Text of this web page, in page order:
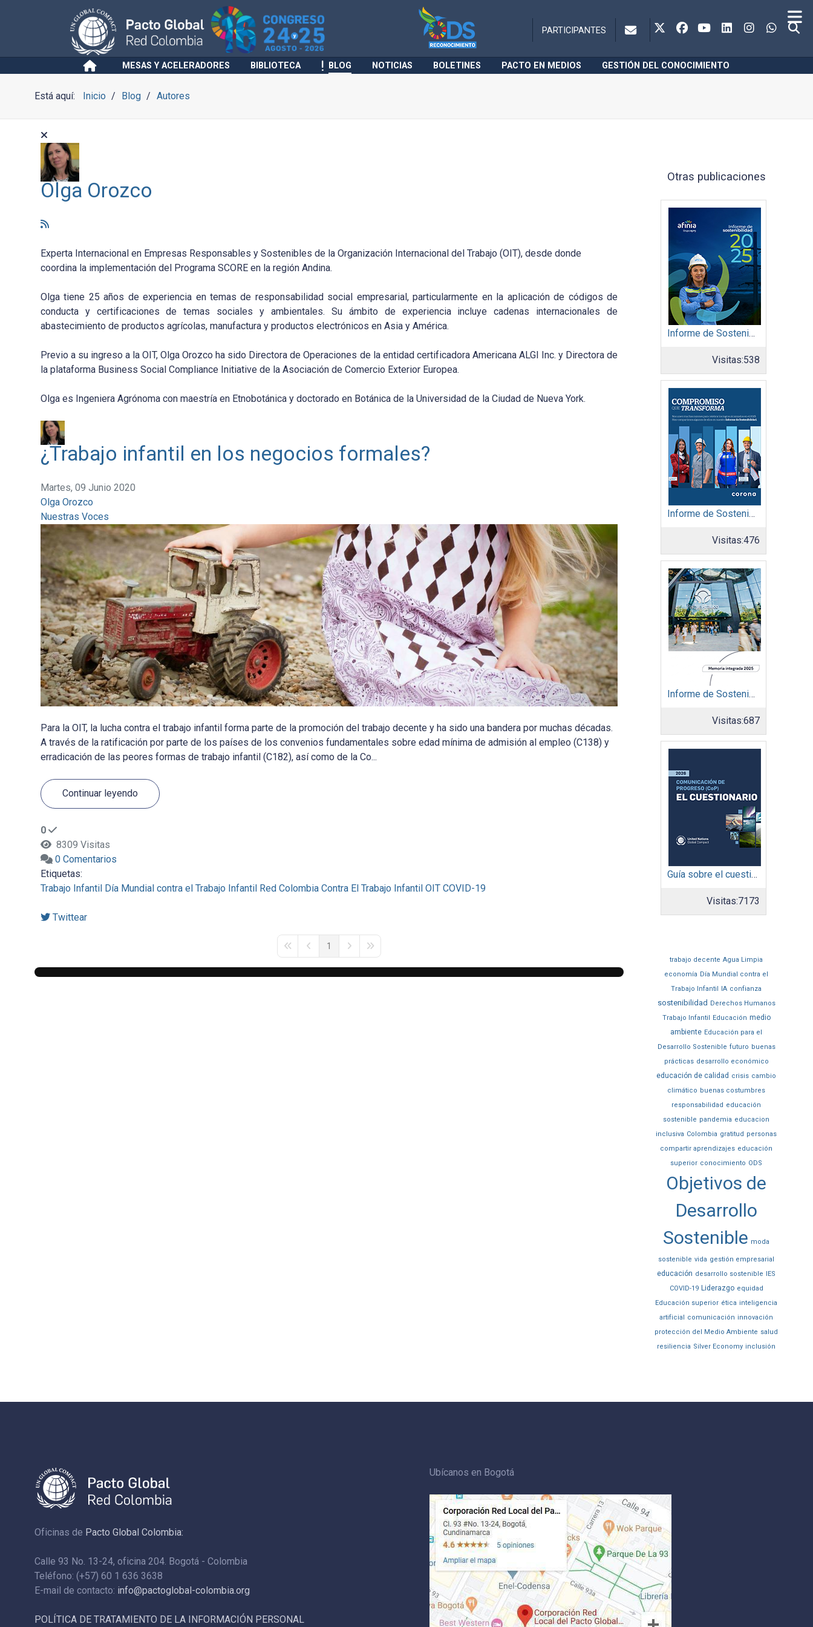
PARTICIPANTES
MESAS Y ACELERADORES BIBLIOTECA BLOG NOTICIAS BOLETINES PACTO EN MEDIOS GESTIÓN DEL CONOCIMIENTO
Está aquí: Inicio Blog Autores
Olga Orozco
Experta Internacional en Empresas Responsables y Sostenibles de la Organización Internacional del Trabajo (OIT), desde donde
coordina la implementación del Programa SCORE en la región Andina.
Olga tiene 25 años de experiencia en temas de responsabilidad social empresarial, particularmente en la aplicación de códigos de
conducta y certificaciones de temas sociales y ambientales. Su ámbito de experiencia incluye cadenas internacionales de
abastecimiento de productos agrícolas, manufactura y productos electrónicos en Asia y América.
Previo a su ingreso a la OIT, Olga Orozco ha sido Directora de Operaciones de la entidad certificadora Americana ALGI Inc. y Directora de
la plataforma Business Social Compliance Initiative de la Asociación de Comercio Exterior Europea.
Olga es Ingeniera Agrónoma con maestría en Etnobotánica y doctorado en Botánica de la Universidad de la Ciudad de Nueva York.
¿Trabajo infantil en los negocios formales?
Martes, 09 Junio 2020
Olga Orozco
Nuestras Voces
Para la OIT, la lucha contra el trabajo infantil forma parte de la promoción del trabajo decente y ha sido una bandera por muchas décadas.
A través de la ratificación por parte de los países de los convenios fundamentales sobre edad mínima de admisión al empleo (C138) y
erradicación de las peores formas de trabajo infantil (C182), así como de la Co...
Continuar leyendo
0
8309 Visitas
0 Comentarios
Etiquetas:
Trabajo Infantil Día Mundial contra el Trabajo Infantil Red Colombia Contra El Trabajo Infantil OIT COVID-19
Twittear
First PagePrevious Page
1
Next PageLast Page
Otras publicaciones
Informe de Sostenibilidad 2025: Afinia filial del Grupo EPM
Visitas:538
Informe de Sostenibilidad 2025: Organización Corona
Visitas:476
Informe de Sostenibilidad 2025: Parque Arauco
Visitas:687
Guía sobre el cuestionario: Comunicación de Progreso
Visitas:7173
trabajo decente Agua Limpia
economía Día Mundial contra el
Trabajo Infantil IA confianza
sostenibilidad Derechos Humanos
Trabajo Infantil Educación medio
ambiente Educación para el
Desarrollo Sostenible futuro buenas
prácticas desarrollo económico
educación de calidad crisis cambio
climático buenas costumbres
responsabilidad educación
sostenible pandemia educacion
inclusiva Colombia gratitud personas
compartir aprendizajes educación
superior conocimiento ODS
Objetivos de
Desarrollo
Sostenible moda
sostenible vida gestión empresarial
educación desarrollo sostenible IES
COVID-19 Liderazgo equidad
Educación superior ética inteligencia
artificial comunicación innovación
protección del Medio Ambiente salud
resiliencia Silver Economy inclusión
Oficinas de Pacto Global Colombia:
Calle 93 No. 13-24, oficina 204. Bogotá - Colombia
Teléfono: (+57) 60 1 636 3638
E-mail de contacto: info@pactoglobal-colombia.org
POLÍTICA DE TRATAMIENTO DE LA INFORMACIÓN PERSONAL
Ubícanos en Bogotá